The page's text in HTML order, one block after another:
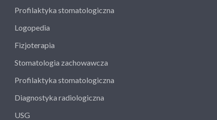
Profilaktyka stomatologiczna
Logopedia
Fizjoterapia
Stomatologia zachowawcza
Profilaktyka stomatologiczna
Diagnostyka radiologiczna
USG